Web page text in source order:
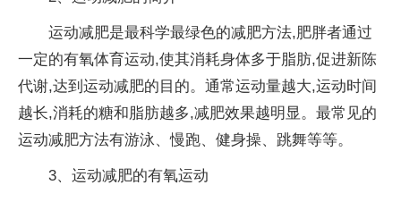
运动减肥是最科学最绿色的减肥方法,肥胖者通过
一定的有氧体育运动,使其消耗身体多于脂肪,促进新陈
代谢,达到运动减肥的目的。通常运动量越大,运动时间
越长,消耗的糖和脂肪越多,减肥效果越明显。最常见的
运动减肥方法有游泳、慢跑、健身操、跳舞等等。
3、运动减肥的有氧运动